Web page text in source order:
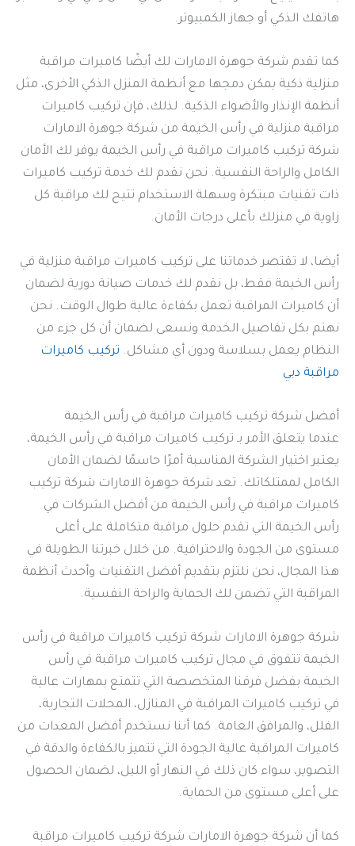
هاتفك الذكي أو جهاز الكمبيوتر.
كما تقدم شركة جوهرة الامارات لك أيضًا كاميرات مراقبة
منزلية ذكية يمكن دمجها مع أنظمة المنزل الذكي الأخرى، مثل
أنظمة الإنذار والأضواء الذكية. لذلك، فإن تركيب كاميرات
مراقبة منزلية في رأس الخيمة من شركة جوهرة الامارات
شركة تركيب كاميرات مراقبة في رأس الخيمة يوفر لك الأمان
الكامل والراحة النفسية. نحن نقدم لك خدمة تركيب كاميرات
ذات تقنيات مبتكرة وسهلة الاستخدام تتيح لك مراقبة كل
زاوية في منزلك بأعلى درجات الأمان.
أيضا، لا تقتصر خدماتنا على تركيب كاميرات مراقبة منزلية في
رأس الخيمة فقط، بل نقدم لك خدمات صيانة دورية لضمان
أن كاميرات المراقبة تعمل بكفاءة عالية طوال الوقت. نحن
نهتم بكل تفاصيل الخدمة ونسعى لضمان أن كل جزء من
النظام يعمل بسلاسة ودون أي مشاكل. تركيب كاميرات
مراقبة دبي
أفضل شركة تركيب كاميرات مراقبة في رأس الخيمة
عندما يتعلق الأمر بـ تركيب كاميرات مراقبة في رأس الخيمة،
يعتبر اختيار الشركة المناسبة أمرًا حاسمًا لضمان الأمان
الكامل لممتلكاتك. تعد شركة جوهرة الامارات شركة تركيب
كاميرات مراقبة في رأس الخيمة من أفضل الشركات في
رأس الخيمة التي تقدم حلول مراقبة متكاملة على أعلى
مستوى من الجودة والاحترافية. من خلال خبرتنا الطويلة في
هذا المجال، نحن نلتزم بتقديم أفضل التقنيات وأحدث أنظمة
المراقبة التي تضمن لك الحماية والراحة النفسية.
شركة جوهرة الامارات شركة تركيب كاميرات مراقبة في رأس
الخيمة تتفوق في مجال تركيب كاميرات مراقبة في رأس
الخيمة بفضل فرقنا المتخصصة التي تتمتع بمهارات عالية
في تركيب كاميرات المراقبة في المنازل، المحلات التجارية،
الفلل، والمرافق العامة. كما أننا نستخدم أفضل المعدات من
كاميرات المراقبة عالية الجودة التي تتميز بالكفاءة والدقة في
التصوير، سواء كان ذلك في النهار أو الليل، لضمان الحصول
على أعلى مستوى من الحماية.
كما أن شركة جوهرة الامارات شركة تركيب كاميرات مراقبة